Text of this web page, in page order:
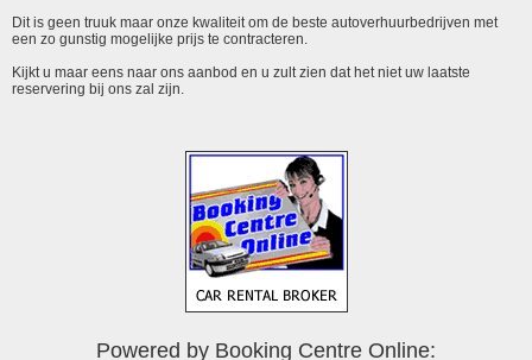
Dit is geen truuk maar onze kwaliteit om de beste autoverhuurbedrijven met
een zo gunstig mogelijke prijs te contracteren.
Kijkt u maar eens naar ons aanbod en u zult zien dat het niet uw laatste
reservering bij ons zal zijn.
Powered by Booking Centre Online: